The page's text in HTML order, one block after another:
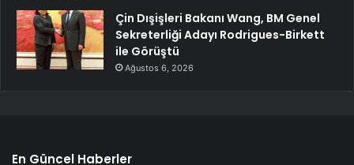
Çin Dışişleri Bakanı Wang, BM Genel
Sekreterliği Adayı Rodrigues-Birkett
ile Görüştü
Ağustos 6, 2026
En Güncel Haberler